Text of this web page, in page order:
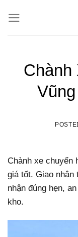
Chành
Chành xe chuyển
giá tốt. Giao nhận
nhận đúng hẹn,
kho.